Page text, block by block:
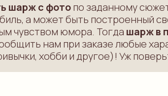
шарж с фотопо заданному
а может быть построенный
чувством юмора. Тогда шарж в
нам при заказе любые
хобби и другое)! Уж